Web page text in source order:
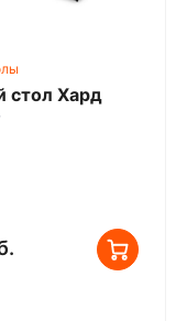
стол Хард